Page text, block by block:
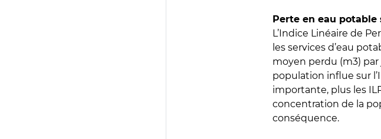
Perte en eau potable
L’Indice Linéaire de
les services d’eau
moyen perdu (m3)
population influe sur
importante, plus les
concentration de la
conséquence.